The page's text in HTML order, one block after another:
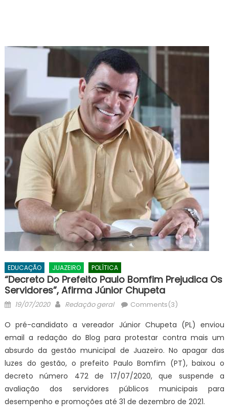
EDUCAÇÃO JUAZEIRO POLÍTICA
“Decreto Do Prefeito Paulo Bomfim Prejudica Os
Servidores”, Afirma Júnior Chupeta
Posted
19/07/2020 Author
Redação geral Comments(3)
O pré-candidato a vereador Júnior Chupeta (PL) enviou
email a redação do Blog para protestar contra mais um
absurdo da gestão municipal de Juazeiro. No apagar das
luzes do gestão, o prefeito Paulo Bomfim (PT), baixou o
decreto número 472 de 17/07/2020, que suspende a
avaliação dos servidores públicos municipais para
desempenho e promoções até 31 de dezembro de 2021.